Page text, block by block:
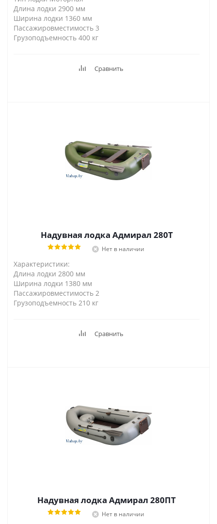
Длина лодки 2900 мм
Ширина лодки 1360 мм
Пассажировместимость 3
Грузоподъемность 400 кг
Сравнить
Надувная лодка Адмирал 280Т
Нет в наличии
Характеристики:
Длина лодки 2800 мм
Ширина лодки 1380 мм
Пассажировместимость 2
Грузоподъемность 210 кг
Сравнить
Надувная лодка Адмирал 280ПТ
Нет в наличии